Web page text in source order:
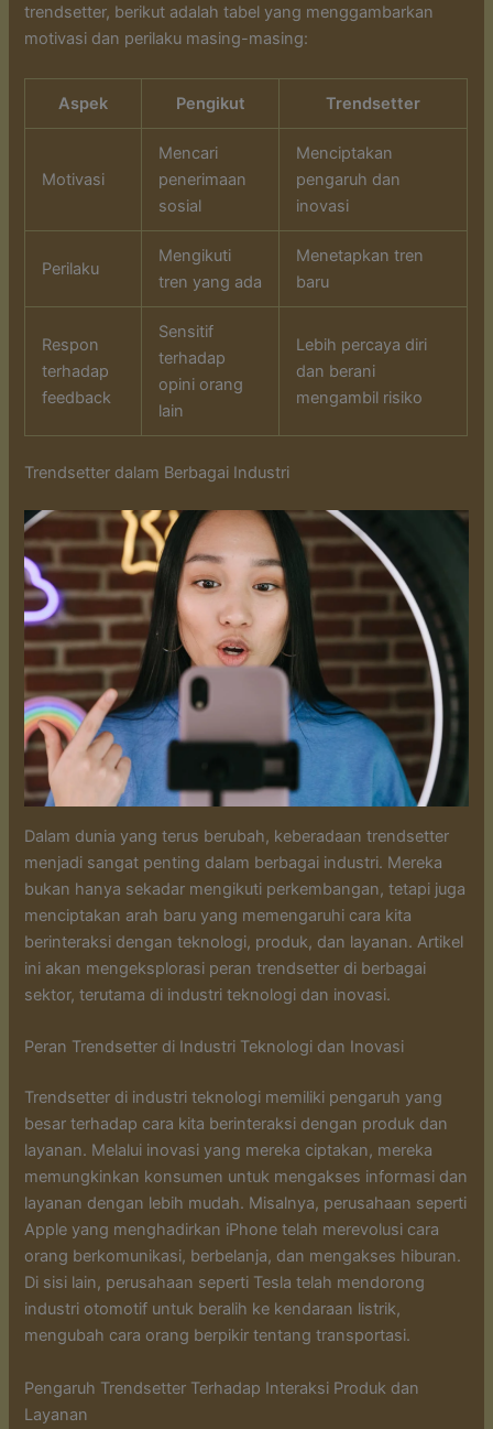
trendsetter, berikut adalah tabel yang menggambarkan
motivasi dan perilaku masing-masing:
Aspek Pengikut Trendsetter
Motivasi
Mencari
penerimaan
sosial
Menciptakan
pengaruh dan
inovasi
Perilaku
Mengikuti
tren yang ada
Menetapkan tren
baru
Respon
terhadap
feedback
Sensitif
terhadap
opini orang
lain
Lebih percaya diri
dan berani
mengambil risiko
Trendsetter dalam Berbagai Industri
Dalam dunia yang terus berubah, keberadaan trendsetter
menjadi sangat penting dalam berbagai industri. Mereka
bukan hanya sekadar mengikuti perkembangan, tetapi juga
menciptakan arah baru yang memengaruhi cara kita
berinteraksi dengan teknologi, produk, dan layanan. Artikel
ini akan mengeksplorasi peran trendsetter di berbagai
sektor, terutama di industri teknologi dan inovasi.
Peran Trendsetter di Industri Teknologi dan Inovasi
Trendsetter di industri teknologi memiliki pengaruh yang
besar terhadap cara kita berinteraksi dengan produk dan
layanan. Melalui inovasi yang mereka ciptakan, mereka
memungkinkan konsumen untuk mengakses informasi dan
layanan dengan lebih mudah. Misalnya, perusahaan seperti
Apple yang menghadirkan iPhone telah merevolusi cara
orang berkomunikasi, berbelanja, dan mengakses hiburan.
Di sisi lain, perusahaan seperti Tesla telah mendorong
industri otomotif untuk beralih ke kendaraan listrik,
mengubah cara orang berpikir tentang transportasi.
Pengaruh Trendsetter Terhadap Interaksi Produk dan
Layanan